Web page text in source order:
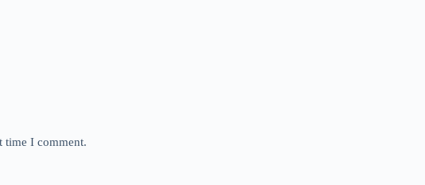
time I comment.